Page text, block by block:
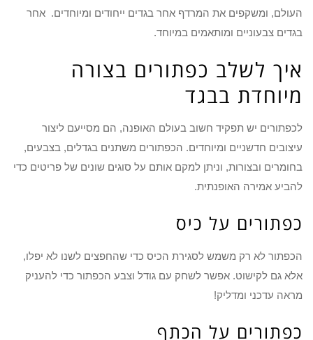
העולם, ומשקפים את המרדף אחר בגדים ייחודים ומיוחדים. אחר
בגדים צבעוניים ומותאמים במיוחד.
איך לשלב כפתורים בצורה
מיוחדת בבגד
לכפתורים יש תפקיד חשוב בעולם האופנה, הם מסייעם ליצור
עיצובים חדשניים ומיוחדים. הכפתורים משתנים בגדלים, בצבעים,
בחומרים ובצורות, וניתן למקם אותם על סוגים שונים של פריטים כדי
להביע אמירה האופנתית.
כפתורים על כיס
הכפתור לא רק משמש לסגירת הכיס כדי שהחפצים לשנו לא יפלו,
אלא גם לקישוט. אפשר לשחק עם גודל וצבע הכפתור כדי להעניק
מראה עדכני ומדליק!
כפתורים על הכתף